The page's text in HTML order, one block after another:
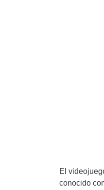
El
conocido